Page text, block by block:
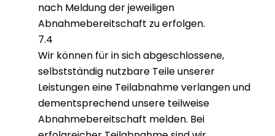
nach Meldung der jeweiligen
Abnahmebereitschaft zu erfolgen.
7.4
Wir können für in sich abgeschlossene,
selbstständig nutzbare Teile unserer
Leistungen eine Teilabnahme verlangen und
dementsprechend unsere teilweise
Abnahmebereitschaft melden. Bei